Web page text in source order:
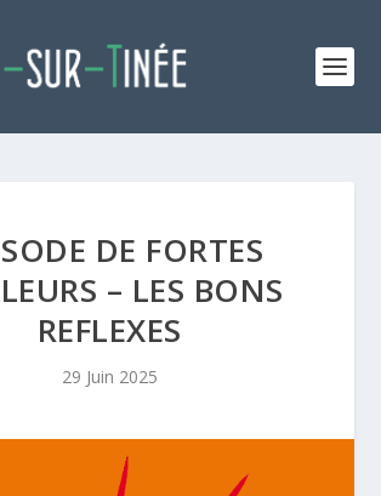
DE FORTES
– LES BONS
REFLEXES
29 Juin 2025